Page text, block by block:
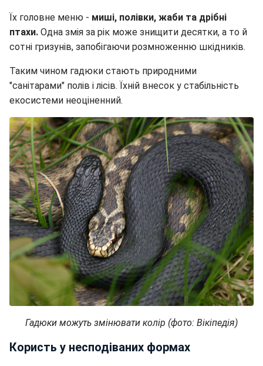
Їх головне меню - миші, полівки, жаби та дрібні
птахи. Одна змія за рік може знищити десятки, а то й
сотні гризунів, запобігаючи розмноженню шкідників.
Таким чином гадюки стають природними
"санітарами" полів і лісів. Їхній внесок у стабільність
екосистеми неоціненний.
Гадюки можуть змінювати колір (фото: Вікіпедія)
Користь у несподіваних формах